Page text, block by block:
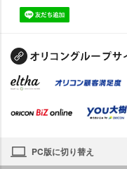
PC版に切り替え